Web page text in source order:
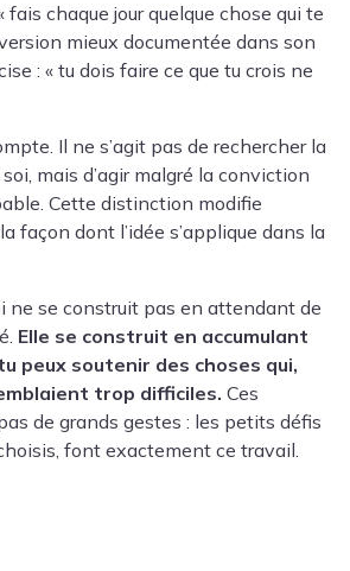
fais chaque jour quelque chose qui te
mieux documentée dans son
: « tu dois faire ce que tu crois ne
Il ne s’agit pas de rechercher la
mais d’agir malgré la conviction
Cette distinction modifie
façon dont l’idée s’applique dans la
ne se construit pas en attendant de
Elle se construit en accumulant
peux soutenir des choses qui,
trop difficiles. Ces
de grands gestes : les petits défis
font exactement ce travail.